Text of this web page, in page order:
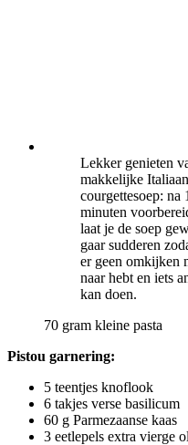
Lekker genieten
makkelijke
courgettesoep: na
minuten
laat je de soep
gaar sudderen
er geen omkijken
naar hebt en iets
kan doen.
70 gram kleine pasta
Pistou garnering:
5 teentjes knoflook
6 takjes verse basilicum
60 g Parmezaanse kaas
3 eetlepels extra vierge